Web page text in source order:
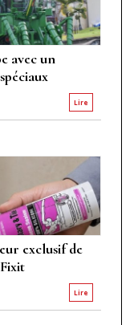
avec un
Lire
exclusif de
Lire